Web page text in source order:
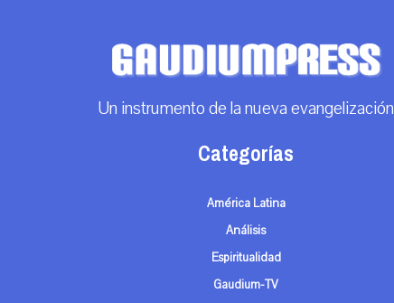
Un instrumento de la nueva evangelización
Categorías
América Latina
Análisis
Espiritualidad
Gaudium-TV